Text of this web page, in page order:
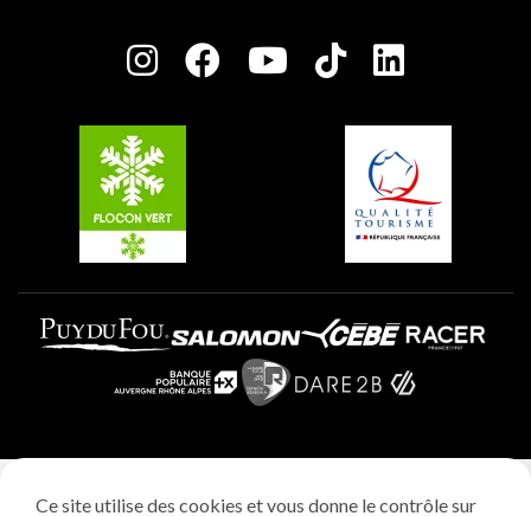
Charte des Acteurs Engagés
Plagne Villages
Plagne Aime 2000
Ce site utilise des cookies et vous donne le contrôle sur